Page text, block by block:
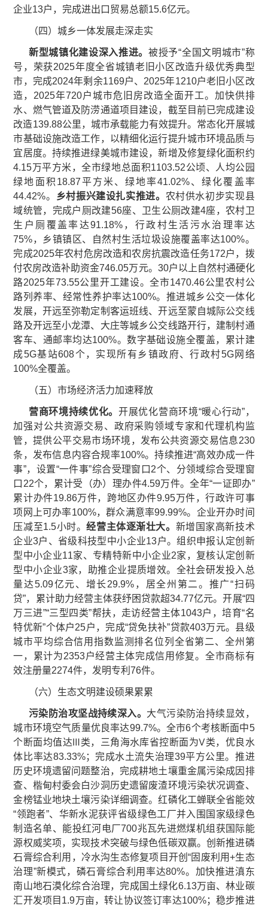
企业13户，完成进出口贸易总额15.6亿元。
（四）城乡一体发展走深走实
新型城镇化建设深入推进。被授予“全国文明城市”称
号，荣获2025年度全省城镇老旧小区改造升级优秀典型
市，完成2024年剩余1169户、2025年1210户老旧小区改
造，2025年720户城市危旧房改造全面开工。加快供排
水、燃气管道及防涝通道项目建设，截至目前已完成建设
改造139.88公里，城市承载能力有效提升。常态化开展城
市基础设施改造工作，以精细化运行提升城市环境品质与
宜居度。持续推进绿美城市建设，新增及修复绿化面积约
4.15万平方米，全市绿地总面积1103.52公顷、人均公园
绿地面积18.87平方米、绿地率41.02%、绿化覆盖率
44.42%。
乡村振兴建设扎实推进。 农村供水初步实现县
域统管，完成户厕改建56座、卫生公厕改建4座，农村卫
生户厕覆盖率达91.18%，行政村生活污水治理率达
75%，乡镇镇区、自然村生活垃圾设施覆盖率达100%。
完成2025年农村危房改造和农房抗震改造任务172户，拨
付农房改造补助资金746.05万元。30户以上自然村通硬化
路2025年73.55公里开工建设。全市1470.46公里农村公
路列养率、经常性养护率达100%。推进城乡公交一体化
发展，开远至弥勒定制客运班线、开远至蒙自城际公交线
路及开远至小龙潭、大庄等城乡公交线路开行，建制村通
客车、通邮率均达100%。数字基础设施全覆盖，累计建
成5G基站608个，实现所有乡镇政府、行政村5G网络
100%全覆盖。
（五）市场经济活力加速释放
营商环境持续优化。开展优化营商环境“暖心行动”，
加强对公共资源交易、政府采购领域专家和代理机构监
管，提供公平交易市场环境，发布公共资源交易信息230
条，发布信息内容合规率100%。持续推进“高效办成一件
事”，设置“一件事”综合受理窗口2个、分领域综合受理窗
口22个，累计受（办）理办件4.59万件。全年“一证即办”
累计办件19.86万件，跨地区办件9.95万件，行政许可事
项网上可办率100%，群众满意率99.99%。企业开办时间
压减至1.5小时。经营主体逐渐壮大。 新增国家高新技术
企业3户、省级科技型中小企业13户。组织申报认定创新
型中小企业11家、专精特新中小企业2家，复核认定创新
型中小企业3家，助推企业提质增效。全社会研发投入总
量达5.09亿元、增长29.9%，居全州第二。推广“扫码
贷”，累计助力经营主体获纾困贷款超34.77亿元。开展“四
万三进”“三型四类”帮扶，走访经营主体1043户，培育“名
特优新”个体户25户，完成“贷免扶补”贷款403万元。县级
城市平均综合信用指数监测排名位列全省第二、全州第
一，累计为2353户经营主体完成信用修复。全市商标有
效注册量2274件，发明专利76件。
（六）生态文明建设硕果累累
污染防治攻坚战持续深入。 大气污染防治持续显效，
城市环境空气质量优良率达99.7%。全市6个考核断面中5
个断面均值达Ⅲ类，三角海水库省控断面为Ⅴ类，优良水
体比率达83.33%；完成水土流失治理39平方公里。推进
历史环境遗留问题整治，完成耕地土壤重金属污染成因排
查、楷甸村委会白沙洞历史遗留废渣环境污染状况调查、
金榜锰业地块土壤污染详细调查。红磷化工蝉联全省能效
“领跑者”、华新水泥获评省级绿色工厂并入围国家级绿色
制造名单、能投红河电厂700兆瓦先进燃煤机组获国际能
源权威奖项，实现技术突破与绿色低碳双赢。创新推进磷
石膏综合利用，冷水沟生态修复项目开创“固废利用+生态
治理”新模式，磷石膏综合利用率达80%。加快推进滇东
南山地石漠化综合治理，完成国土绿化6.13万亩、林业碳
汇开发项目1.9万亩，转让协议签订率达100%；稳步推进